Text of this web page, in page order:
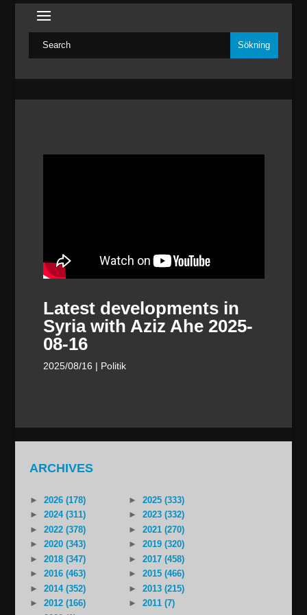
Latest developments in
Syria with Aziz Ahe 2025-
08-16
2025/08/16 | Politik
ARCHIVES
► 2026 (178) ►
2025 (333)
►
2024 (311) ►
2023 (332)
►
2022 (378) ►
2021 (270)
►
2020 (343) ►
2019 (320)
►
2018 (347) ►
2017 (458)
►
2016 (463) ►
2015 (466)
►
2014 (352) ►
2013 (215)
►
2012 (166) ►
2011 (7)